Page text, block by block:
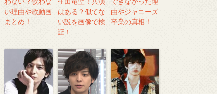
い理由や歌動画
まとめ！
はある？似てな
い説を画像で検
証！
由やジャニーズ
卒業の真相！